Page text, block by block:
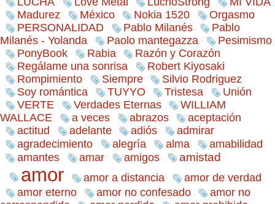
Madurez
México Nokia 1520
Orgasmo
PERSONALIDAD
Pablo Milanés
Pablo
Milanés - Yolanda
Paolo mantegazza
Pesimismo
PonyBook
Rabia
Razón y Corazón
Regálame una sonrisa
Robert Kiyosaki
Rompimiento
Siempre
Silvio Rodriguez
Soy romántica
TUYYO Tristesa
Unión
VERTE
Verdades Eternas
WILLIAM
WALLACE
a veces abrazos
aceptación
actitud
adelante adiós
admirar
agradecimiento
alegría alma
amabilidad
amantes
amar amigos amistad
amor amor a distancia
amor de verdad
amor eterno
amor no confesado
amor no